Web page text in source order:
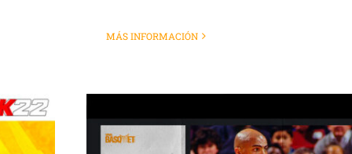
MÁS INFORMACIÓN